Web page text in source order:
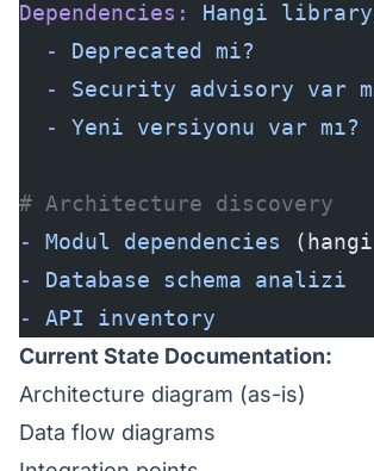
Dependencies: Hangi library/
  -
Deprecated
mi?
  -
Security advisory var
  -
Yeni versiyonu var mı?
# Architecture discovery
-
Modul dependencies (hangi
-
Database schema analizi
-
API inventory
Current State Documentation:
Architecture diagram (as-is)
Data flow diagrams